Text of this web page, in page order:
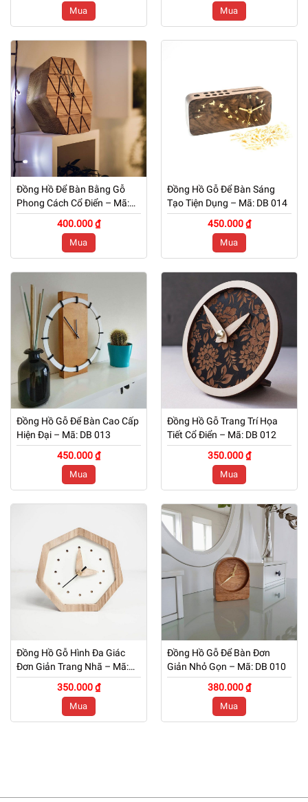
Mua Mua
Đồng Hồ Để Bàn Bằng Gỗ
Phong Cách Cổ Điển – Mã:
DB 015
400.000 ₫
Mua
Đồng Hồ Gỗ Để Bàn Sáng
Tạo Tiện Dụng – Mã: DB 014
450.000 ₫
Mua
Đồng Hồ Gỗ Để Bàn Cao Cấp
Hiện Đại – Mã: DB 013
450.000 ₫
Mua
Đồng Hồ Gỗ Trang Trí Họa
Tiết Cổ Điển – Mã: DB 012
350.000 ₫
Mua
Đồng Hồ Gỗ Hình Đa Giác
Đơn Giản Trang Nhã – Mã:
DB 011
350.000 ₫
Mua
Đồng Hồ Gỗ Để Bàn Đơn
Giản Nhỏ Gọn – Mã: DB 010
380.000 ₫
Mua